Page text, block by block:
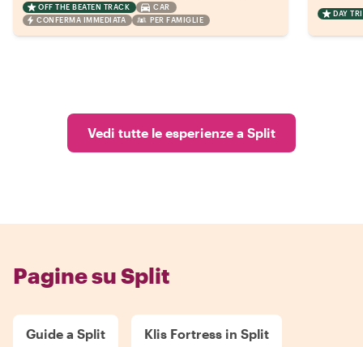
OFF THE BEATEN TRACK
CAR
CONFERMA IMMEDIATA
PER FAMIGLIE
DAY
Vedi tutte le esperienze a Split
Pagine su Split
Guide a Split Klis Fortress in Split